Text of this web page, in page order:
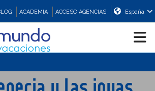
ACADEMIA ACCESO AGENCIAS España